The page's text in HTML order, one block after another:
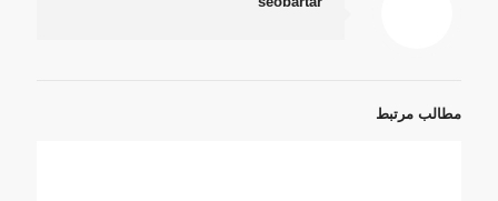
مطالب مرتبط